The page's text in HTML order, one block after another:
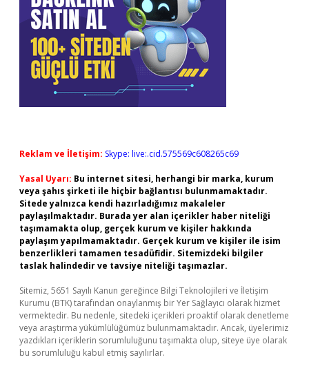
Reklam ve İletişim: Skype: live:.cid.575569c608265c69
Yasal Uyarı: Bu internet sitesi, herhangi bir marka, kurum
veya şahıs şirketi ile hiçbir bağlantısı bulunmamaktadır.
Sitede yalnızca kendi hazırladığımız makaleler
paylaşılmaktadır. Burada yer alan içerikler haber niteliği
taşımamakta olup, gerçek kurum ve kişiler hakkında
paylaşım yapılmamaktadır. Gerçek kurum ve kişiler ile isim
benzerlikleri tamamen tesadüfidir. Sitemizdeki bilgiler
taslak halindedir ve tavsiye niteliği taşımazlar.
Sitemiz, 5651 Sayılı Kanun gereğince Bilgi Teknolojileri ve İletişim
Kurumu (BTK) tarafından onaylanmış bir Yer Sağlayıcı olarak hizmet
vermektedir. Bu nedenle, sitedeki içerikleri proaktif olarak denetleme
veya araştırma yükümlülüğümüz bulunmamaktadır. Ancak, üyelerimiz
yazdıkları içeriklerin sorumluluğunu taşımakta olup, siteye üye olarak
bu sorumluluğu kabul etmiş sayılırlar.